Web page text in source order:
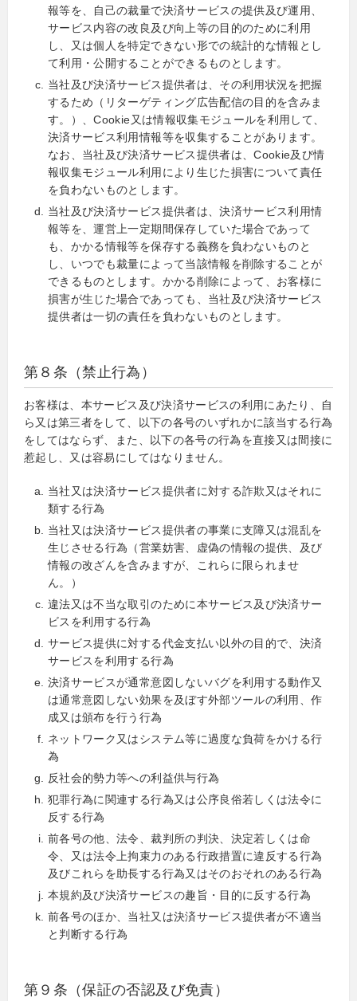
報等を、自己の裁量で決済サービスの提供及び運用、
サービス内容の改良及び向上等の目的のために利用
し、又は個人を特定できない形での統計的な情報とし
て利用・公開することができるものとします。
当社及び決済サービス提供者は、その利用状況を把握
するため（リターゲティング広告配信の目的を含みま
す。）、Cookie又は情報収集モジュールを利用して、
決済サービス利用情報等を収集することがあります。
なお、当社及び決済サービス提供者は、Cookie及び情
報収集モジュール利用により生じた損害について責任
を負わないものとします。
当社及び決済サービス提供者は、決済サービス利用情
報等を、運営上一定期間保存していた場合であって
も、かかる情報等を保存する義務を負わないものと
し、いつでも裁量によって当該情報を削除することが
できるものとします。かかる削除によって、お客様に
損害が生じた場合であっても、当社及び決済サービス
提供者は一切の責任を負わないものとします。
第８条（禁止行為）
お客様は、本サービス及び決済サービスの利用にあたり、自
ら又は第三者をして、以下の各号のいずれかに該当する行為
をしてはならず、また、以下の各号の行為を直接又は間接に
惹起し、又は容易にしてはなりません。
当社又は決済サービス提供者に対する詐欺又はそれに
類する行為
当社又は決済サービス提供者の事業に支障又は混乱を
生じさせる行為（営業妨害、虚偽の情報の提供、及び
情報の改ざんを含みますが、これらに限られませ
ん。）
違法又は不当な取引のために本サービス及び決済サー
ビスを利用する行為
サービス提供に対する代金支払い以外の目的で、決済
サービスを利用する行為
決済サービスが通常意図しないバグを利用する動作又
は通常意図しない効果を及ぼす外部ツールの利用、作
成又は頒布を行う行為
ネットワーク又はシステム等に過度な負荷をかける行
為
反社会的勢力等への利益供与行為
犯罪行為に関連する行為又は公序良俗若しくは法令に
反する行為
前各号の他、法令、裁判所の判決、決定若しくは命
令、又は法令上拘束力のある行政措置に違反する行為
及びこれらを助長する行為又はそのおそれのある行為
本規約及び決済サービスの趣旨・目的に反する行為
前各号のほか、当社又は決済サービス提供者が不適当
と判断する行為
第９条（保証の否認及び免責）